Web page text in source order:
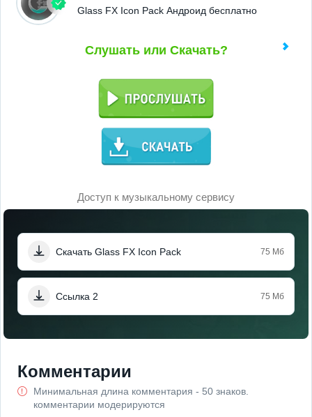
Glass FX Icon Pack Андроид бесплатно
Слушать или Скачать?
Доступ к музыкальному сервису
Скачать Glass FX Icon Pack 75 Мб
Ссылка 2 75 Мб
Комментарии
Минимальная длина комментария - 50 знаков.
комментарии модерируются